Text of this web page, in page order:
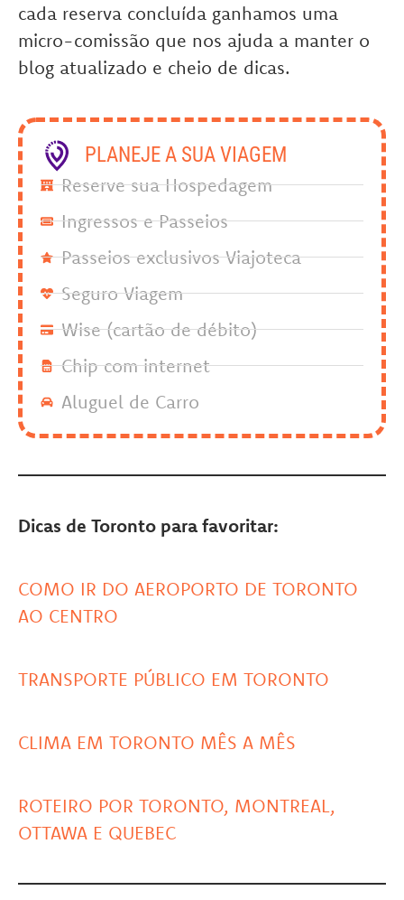
cada reserva concluída ganhamos uma
micro-comissão que nos ajuda a manter o
blog atualizado e cheio de dicas.
PLANEJE A SUA VIAGEM
Reserve sua Hospedagem
Ingressos e Passeios
Passeios exclusivos Viajoteca
Seguro Viagem
Wise (cartão de débito)
Chip com internet
Aluguel de Carro
Dicas de Toronto para favoritar:
COMO IR DO AEROPORTO DE TORONTO
AO CENTRO
TRANSPORTE PÚBLICO EM TORONTO
CLIMA EM TORONTO MÊS A MÊS
ROTEIRO POR TORONTO, MONTREAL,
OTTAWA E QUEBEC